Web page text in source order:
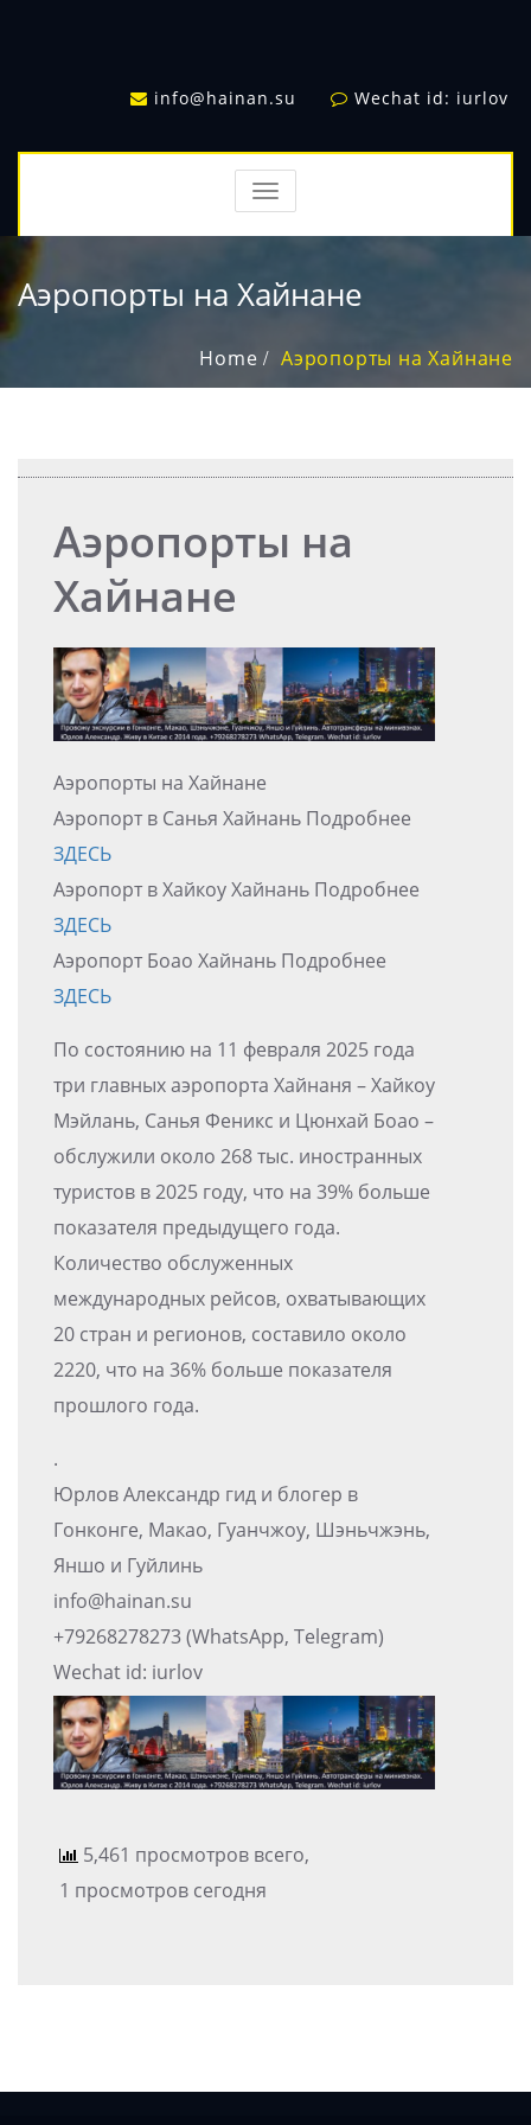
info@hainan.su Wechat id: iurlov
TOGGLE
NAVIGATION
Аэропорты на Хайнане
Home Аэропорты на Хайнане
Аэропорты на
Хайнане
Аэропорты на Хайнане
Аэропорт в Санья Хайнань Подробнее
ЗДЕСЬ
Аэропорт в Хайкоу Хайнань Подробнее
ЗДЕСЬ
Аэропорт Боао Хайнань Подробнее
ЗДЕСЬ
По состоянию на 11 февраля 2025 года
три главных аэропорта Хайнаня – Хайкоу
Мэйлань, Санья Феникс и Цюнхай Боао –
обслужили около 268 тыс. иностранных
туристов в 2025 году, что на 39% больше
показателя предыдущего года.
Количество обслуженных
международных рейсов, охватывающих
20 стран и регионов, составило около
2220, что на 36% больше показателя
прошлого года.
.
Юрлов Александр гид и блогер в
Гонконге, Макао, Гуанчжоу, Шэньчжэнь,
Яншо и Гуйлинь
info@hainan.su
+79268278273 (WhatsApp, Telegram)
Wechat id: iurlov
5,461 просмотров всего,
1 просмотров сегодня